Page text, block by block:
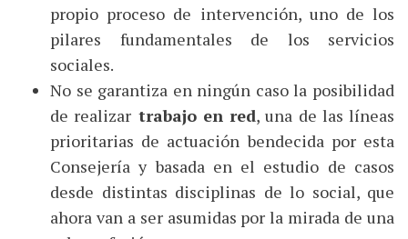
propio proceso de intervención, uno de los
pilares fundamentales de los servicios
sociales.
No se garantiza en ningún caso la posibilidad
de realizar trabajo en red, una de las líneas
prioritarias de actuación bendecida por esta
Consejería y basada en el estudio de casos
desde distintas disciplinas de lo social, que
ahora van a ser asumidas por la mirada de una